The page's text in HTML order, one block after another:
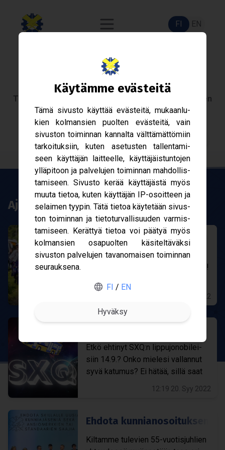
Gofore
Nokia
FI EN
Säh­kö­kilta
Tam­pe­reen Yli­opis­ton Säh­kö­tek­nii­kan opis­ke­li­joi­den
aine­jär­jestö vuo­desta 1968.
Liity jäseneksi!
Ajan­koh­taista
Kil­to­jen ava­jais­sau­nan
Kil­to­jen ava­jais­sau­nan kuvat löy­tyy
täällä. Kii­tos kai­kille osal­lis­tu­neille!
otti Kalle Paa­sio ja muista mai­nita
13:00 20. Syy 2022
Etkö ehti­nyt SXQ:n lip­pu­jo­no­bi­lei­
siin 14.9.? Onko mie­lesi val­lan­nut
syvä katu­mus? Ei hätää, sillä saat
tähän 28.-30.9. vuo­den suu­rim­paan
12:19 20. Syy 2022
Ehdota kun­nia­no­soi­tuk­sen
Kil­tamme tule­vien 55-​vuotisjuhlien
Käy­tämme eväs­teitä
Tämä sivusto käyt­tää eväs­teitä, mukaan­lu­
kien kol­man­sien puol­ten eväs­teitä, vain
sivus­ton toi­min­nan kan­nalta vält­tä­mät­tö­miin
tar­koi­tuk­siin, kuten ase­tus­ten tal­len­ta­mi­
seen käyt­tä­jän lait­teelle, käyt­tä­jäis­tun­to­jen
yllä­pi­toon ja pal­ve­lu­jen toi­min­nan mah­dol­lis­
ta­mi­seen. Sivusto kerää käyt­tä­jästä myös
muuta tie­toa, kuten käyt­tä­jän IP-​osoitteen ja
selai­men tyy­pin. Tätä tie­toa käy­te­tään sivus­
ton toi­min­nan ja tie­to­tur­val­li­suu­den var­mis­
ta­mi­seen. Kerät­tyä tie­toa voi pää­tyä myös
kol­man­sien osa­puol­ten käsi­tel­tä­väksi
sivus­ton pal­ve­lu­jen tavan­omai­sen toi­min­nan
seu­rauk­sena.
FI / EN